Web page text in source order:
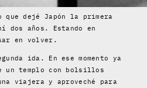
que dejé Japón la primera
dos años. Estando en
en volver.
ida. En ese momento ya
un templo con bolsillos
viajera y aproveché para